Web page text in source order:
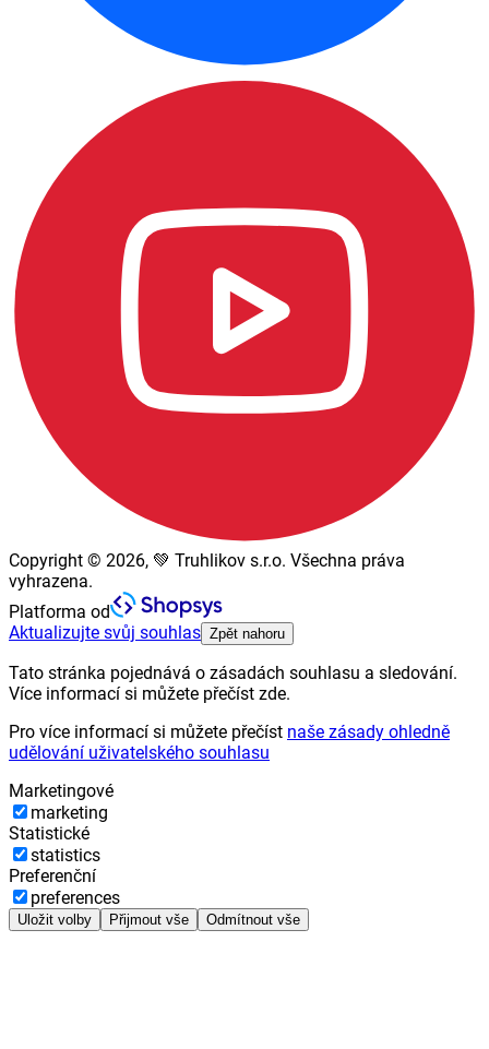
Copyright © 2026, 💚 Truhlikov s.r.o. Všechna práva
vyhrazena.
Platforma od
Aktualizujte svůj souhlas Zpět nahoru
Tato stránka pojednává o zásadách souhlasu a sledování.
Více informací si můžete přečíst zde.
Pro více informací si můžete přečíst naše zásady ohledně
udělování uživatelského souhlasu
Marketingové
marketing
Statistické
statistics
Preferenční
preferences
Uložit volby Přijmout vše Odmítnout vše